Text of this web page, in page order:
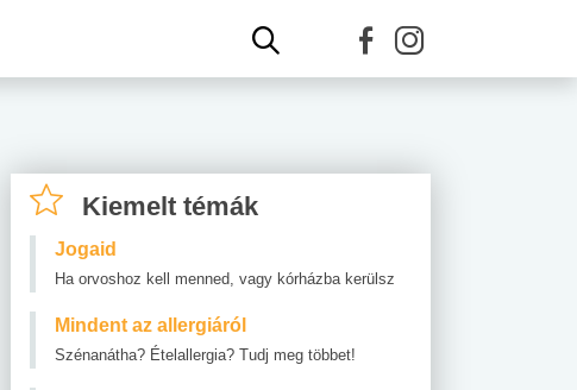
Kiemelt témák
Jogaid
Ha orvoshoz kell menned, vagy kórházba kerülsz
Mindent az allergiáról
Szénanátha? Ételallergia? Tudj meg többet!